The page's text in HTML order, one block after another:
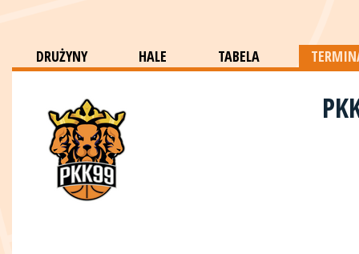
DRUŻYNY HALE TABELA